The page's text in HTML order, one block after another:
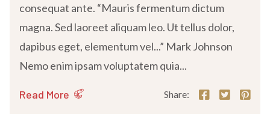
consequat ante. “Mauris fermentum dictum
magna. Sed laoreet aliquam leo. Ut tellus dolor,
dapibus eget, elementum vel...” Mark Johnson
Nemo enim ipsam voluptatem quia...
Read More Share: